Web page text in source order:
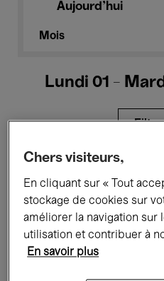
Aujourd'hui
Mois
Lundi 01 -
Expositions Films
Rencontres & Débats
Chers visiteurs,
En cliquant sur « Tout
stockage de cookies sur
améliorer la navigation sur
utilisation et contribuer à
En savoir plus